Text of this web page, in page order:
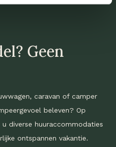
Geen
caravan of camper
beleven? Op
diverse huuraccommodaties
ontspannen vakantie.